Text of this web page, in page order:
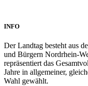
INFO
Der Landtag besteht aus
und Bürgern Nordrhein-
repräsentiert das
Jahre in allgemeiner,
Wahl gewählt.